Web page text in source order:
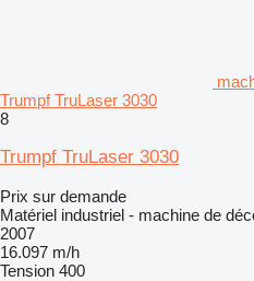
Trumpf TruLaser 3030
8
Trumpf TruLaser 3030
Prix sur demande
Matériel industriel - machine de
2007
16.097 m/h
Tension 400